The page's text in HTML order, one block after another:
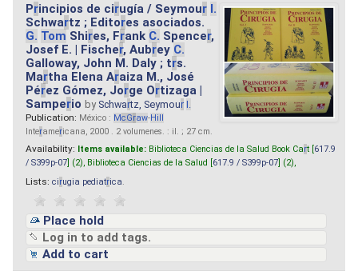
Principios de cirugía / Seymour I.
Schwartz ; Editores asociados.
G. Tom Shires, Frank C. Spencer,
Josef E. | Fischer, Aubrey C.
Galloway, John M. Daly ; trs.
Martha Elena Araiza M., José
Pérez Gómez, Jorge Ortizaga |
Samperio by Schwartz, Seymour I.
Publication: México : McGraw-Hill
Interamericana, 2000 . 2 volumenes. : il. ; 27 cm.
Availability: Items available: Biblioteca Ciencias de la Salud Book Cart [ 617.9
/ S399p-07 ] (2), Biblioteca Ciencias de la Salud [ 617.9 / S399p-07 ] (2),
Lists: cirugia pediatrica
Place hold
Log in to add tags.
Add to cart